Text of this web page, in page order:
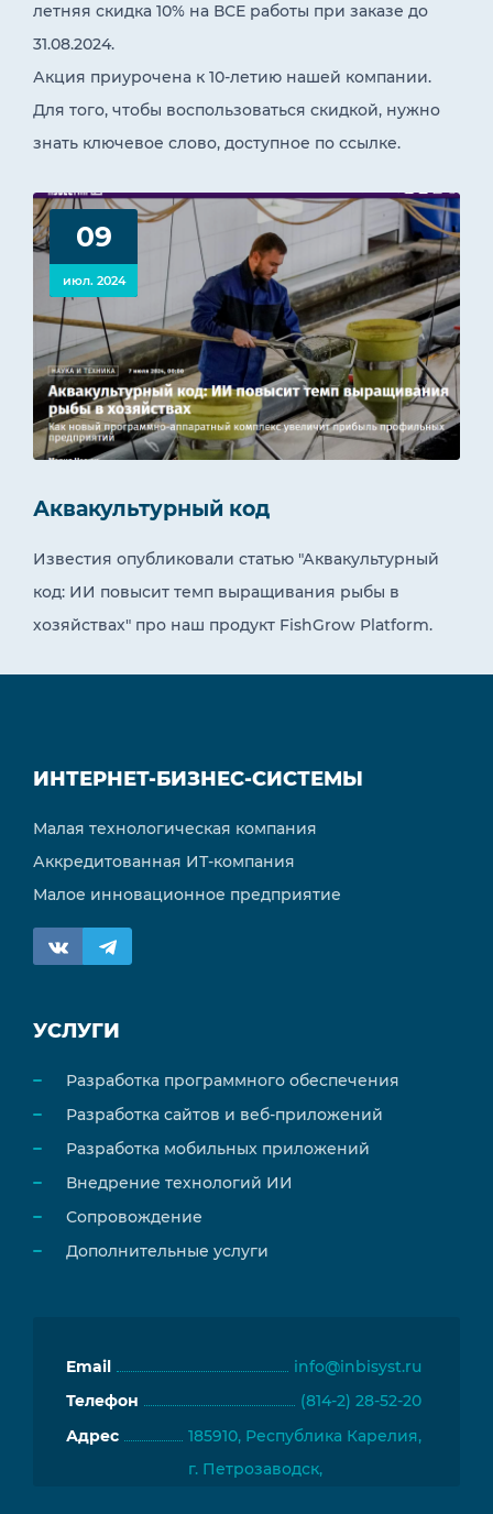
летняя скидка 10% на ВСЕ работы при заказе до
31.08.2024.
Акция приурочена к 10-летию нашей компании.
Для того, чтобы воспользоваться скидкой, нужно
знать ключевое слово, доступное по ссылке.
09
июл. 2024
Аквакультурный код
Известия опубликовали статью "Аквакультурный
код: ИИ повысит темп выращивания рыбы в
хозяйствах" про наш продукт FishGrow Platform.
ИНТЕРНЕТ-БИЗНЕС-СИСТЕМЫ
Малая технологическая компания
Аккредитованная ИТ-компания
Малое инновационное предприятие
УСЛУГИ
Разработка программного обеспечения
Разработка сайтов и веб-приложений
Разработка мобильных приложений
Внедрение технологий ИИ
Сопровождение
Дополнительные услуги
Email
info@inbisyst.ru
Телефон
(814-2) 28-52-20
Адрес
185910, Республика Карелия,
г. Петрозаводск,